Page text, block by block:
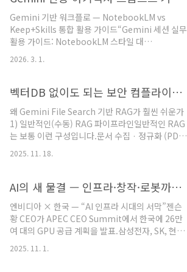
claudecode 개념여러 AI를 팀처럼 구성하여 개발
전체를 자동화하는 시스템단순한 플러그인이 아니
라 다음 구조입니다.Multi-Agent 시스템Multi-
LLM 협업자동 실행 파이프라인에이전트 구조각 AI
Gemini 기반 워크플로 — NotebookLM vs
Keep+Skills 통합 활용 가이드“Gemini 세션 실무
활용 가이드: NotebookLM 스타일 대
Keep+Skills 모듈화 — 설계·운영·보안까지”읽기
쉬운 구조와 실무 적용 가능한 구성요소(프롬프트,
설명합니다.핵심요약 (한줄요약)NotebookLM 스
게 만들어낼 때 유리합니다.Keep+Skills 방식은 작
은 재사용 가능한 스킬을 모듈화하여 유연하게 조합
하는 방식으로, 확장성·재사용성·거버넌스 관리에
유리합니다.보안 관점에서는 입력 통제(PII 차단),
2026. 3. 1.
벡터DB 없이도 되는 보안 컴플라이언스 RAG: Gemini File Search 활용법
왜 Gemini File Search 기반 RAG가 훨씬 쉬운가
1) 일반적인(수동) RAG 파이프라인일반적인 RAG
는 보통 이런 구성입니다.문서 수집 · 정규화 (PDF
→ 텍스트 추출)청킹 로직 설계 (문단/조문 기준 분
할, 길이/오버랩 튜닝)임베딩 모델 선택 및 임베딩
Pinecone, Weaviate, ES 등)검색 쿼리 작성
(kNN, 필터, 랭킹 등)검색 결과를 모델 프롬프트에
주입하는 래퍼 코드 작성추후 문서 추가/수정/삭제
시 인덱스 동기화, 재임베딩 등 관리특히 국가 법령·
내부 규정 같이 계속 개정·갱신되는 문서는 “버전
관리 + 인덱스 재생성 + 운영 서버 안전성”까지 고
2025. 11. 18.
AI의 새 물결 — 인프라·창작·로봇까지 진화한 한 주 정리
엔비디아 × 한국 — “AI 인프라 시대의 서막”젠슨
황 CEO가 APEC CEO Summit에서 한국에 26만
여 대의 GPU 공급 계획을 발표.삼성전자, SK, 현대
격화됩니다.정부와 기업이 함께 AI 데이터센터·전
2025. 11. 1.